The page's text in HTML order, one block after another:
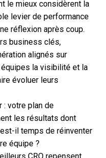
le mieux considèrent la
levier de performance
réflexion après coup.
business clés,
alignés sur
équipes la visibilité et la
évoluer leurs
: votre plan de
les résultats dont
il temps de réinventer
équipe ?
CRO repensent